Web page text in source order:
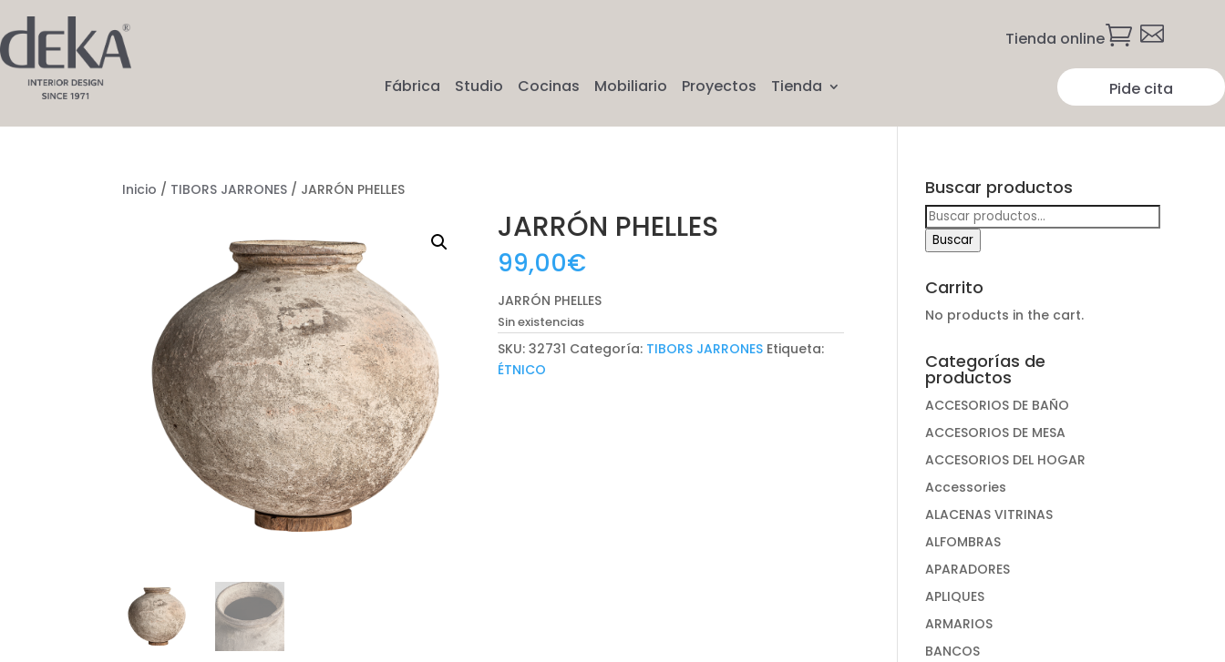
Tienda online 
Fábrica Studio Cocinas Mobiliario Proyectos Tienda Pide cita
Inicio / TIBORS JARRONES / JARRÓN PHELLES
JARRÓN PHELLES
99,00€
JARRÓN PHELLES
Sin existencias
SKU:32731 Categoría: TIBORS JARRONES Etiqueta:
ÉTNICO
Buscar productos
Buscar
por:
Buscar
Carrito
No products in the cart.
Categorías de
productos
ACCESORIOS DE BAÑO
ACCESORIOS DE MESA
ACCESORIOS DEL HOGAR
Accessories
ALACENAS VITRINAS
ALFOMBRAS
APARADORES
APLIQUES
ARMARIOS
BANCOS